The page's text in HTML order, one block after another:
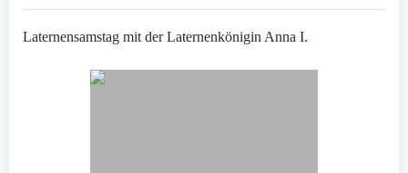
Laternensamstag mit der Laternenkönigin Anna I.